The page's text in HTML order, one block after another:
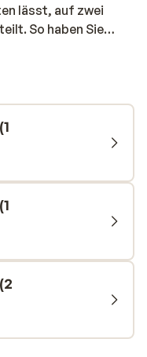
lässt, auf zwei
So haben Sie
einem behaglichen
Die
und bieten eine
waldreiche
befinden. Abends
mit seinen schönen
vergnügen.